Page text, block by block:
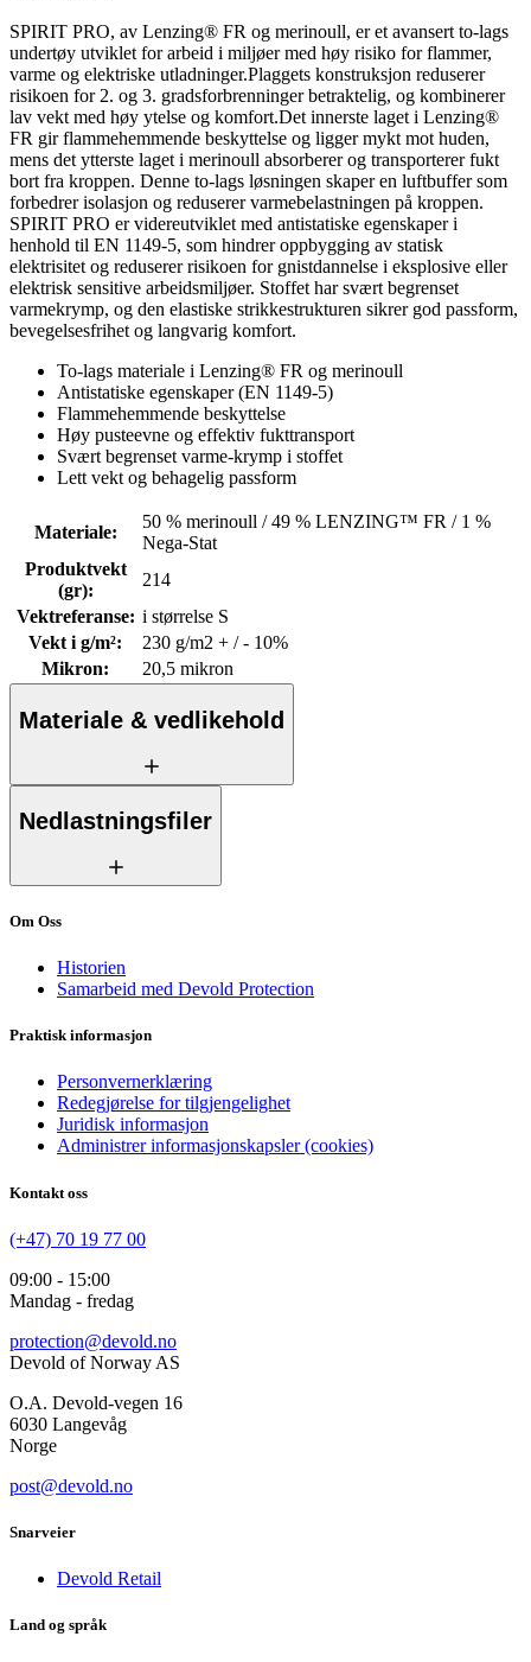
SPIRIT PRO, av Lenzing® FR og merinoull, er et avansert to-lags
undertøy utviklet for arbeid i miljøer med høy risiko for flammer,
varme og elektriske utladninger.Plaggets konstruksjon reduserer
risikoen for 2. og 3. gradsforbrenninger betraktelig, og kombinerer
lav vekt med høy ytelse og komfort.Det innerste laget i Lenzing®
FR gir flammehemmende beskyttelse og ligger mykt mot huden,
mens det ytterste laget i merinoull absorberer og transporterer fukt
bort fra kroppen. Denne to-lags løsningen skaper en luftbuffer som
forbedrer isolasjon og reduserer varmebelastningen på kroppen.
SPIRIT PRO er videreutviklet med antistatiske egenskaper i
henhold til EN 1149-5, som hindrer oppbygging av statisk
elektrisitet og reduserer risikoen for gnistdannelse i eksplosive eller
elektrisk sensitive arbeidsmiljøer. Stoffet har svært begrenset
varmekrymp, og den elastiske strikkestrukturen sikrer god passform,
bevegelsesfrihet og langvarig komfort.
To-lags materiale i Lenzing® FR og merinoull
Antistatiske egenskaper (EN 1149-5)
Flammehemmende beskyttelse
Høy pusteevne og effektiv fukttransport
Svært begrenset varme-krymp i stoffet
Lett vekt og behagelig passform
Materiale:
50 % merinoull / 49 % LENZING™ FR / 1 %
Nega-Stat
Produktvekt
(gr):
214
Vektreferanse: i størrelse S
Vekt i g/m²:
230 g/m2 + / - 10%
Mikron: 20,5 mikron
Materiale & vedlikehold
Nedlastningsfiler
Om Oss
Historien
Samarbeid med Devold Protection
Praktisk informasjon
Personvernerklæring
Redegjørelse for tilgjengelighet
Juridisk informasjon
Administrer informasjonskapsler (cookies)
Kontakt oss
(+47) 70 19 77 00
09:00 - 15:00
Mandag - fredag
protection@devold.no
Devold of Norway AS
O.A. Devold-vegen 16
6030 Langevåg
Norge
post@devold.no
Snarveier
Devold Retail
Land og språk